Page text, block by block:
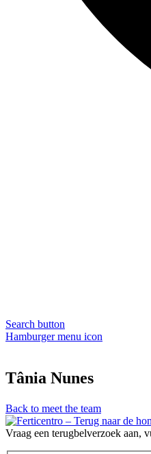
Search button
Hamburger menu icon
Tânia Nunes
Back to meet the team
Vraag een terugbelverzoek aan,